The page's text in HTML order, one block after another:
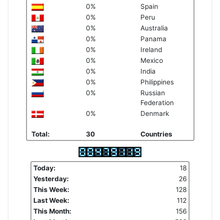
0%
Spain
0%
Peru
0%
Australia
0%
Panama
0%
Ireland
0%
Mexico
0%
India
0%
Philippines
0%
Russian
Federation
0%
Denmark
Total: 30 Countries
Today:
18
Yesterday:
26
This Week:
128
Last Week:
112
This Month:
156